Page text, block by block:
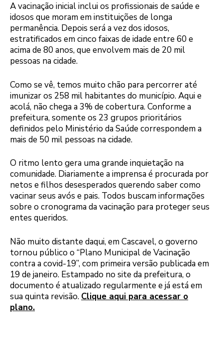
A vacinação inicial inclui os profissionais de saúde e
idosos que moram em instituições de longa
permanência. Depois será a vez dos idosos,
estratificados em cinco faixas de idade entre 60 e
acima de 80 anos, que envolvem mais de 20 mil
pessoas na cidade.
Como se vê, temos muito chão para percorrer até
imunizar os 258 mil habitantes do município. Aqui e
acolá, não chega a 3% de cobertura. Conforme a
prefeitura, somente os 23 grupos prioritários
definidos pelo Ministério da Saúde correspondem a
mais de 50 mil pessoas na cidade.
O ritmo lento gera uma grande inquietação na
comunidade. Diariamente a imprensa é procurada por
netos e filhos desesperados querendo saber como
vacinar seus avós e pais. Todos buscam informações
sobre o cronograma da vacinação para proteger seus
entes queridos.
Não muito distante daqui, em Cascavel, o governo
tornou público o “Plano Municipal de Vacinação
contra a covid-19”, com primeira versão publicada em
19 de janeiro. Estampado no site da prefeitura, o
documento é atualizado regularmente e já está em
sua quinta revisão. Clique aqui para acessar o
plano.